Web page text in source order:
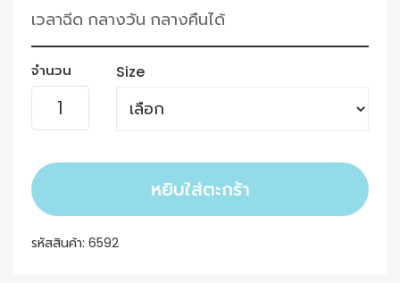
เวลาฉีด กลางวัน กลางคืนได้
Size
จำนวน
หยิบใส่ตะกร้า
รหัสสินค้า: 6592